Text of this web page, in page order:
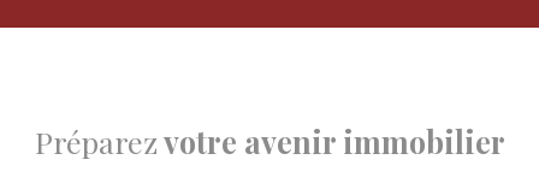
Préparezvotre avenir immobilier